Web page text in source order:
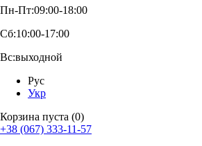
Пн-Пт:09:00-18:00
Сб:10:00-17:00
Вс:выходной
Рус
Укр
Корзина пуста (0)
+38 (067) 333-11-57